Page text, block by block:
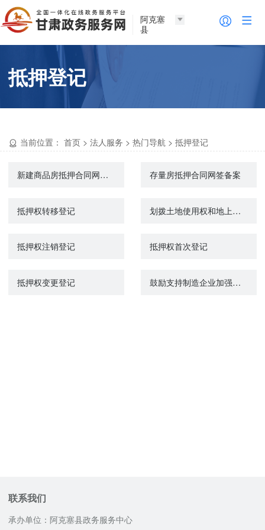
阿克塞
县
抵押登记
当前位置：首页 >法人服务 >热门导航 >抵押登记
新建商品房抵押合同网签备案 存量房抵押合同网签备案
抵押权转移登记 划拨土地使用权和地上建筑物及附着物所有权抵押审批
抵押权注销登记 抵押权首次登记
抵押权变更登记 鼓励支持制造企业加强服务型制造发展政策咨询
联系我们
承办单位：阿克塞县政务服务中心